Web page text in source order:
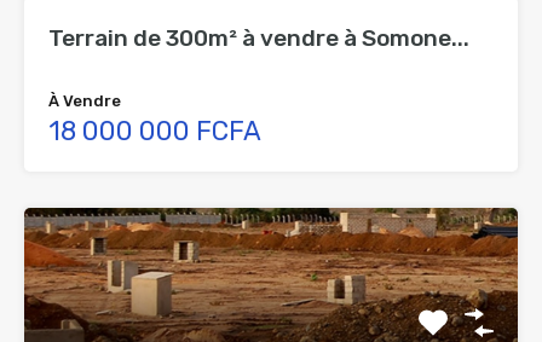
Terrain de 300m² à vendre à Somone...
À Vendre
18 000 000 FCFA